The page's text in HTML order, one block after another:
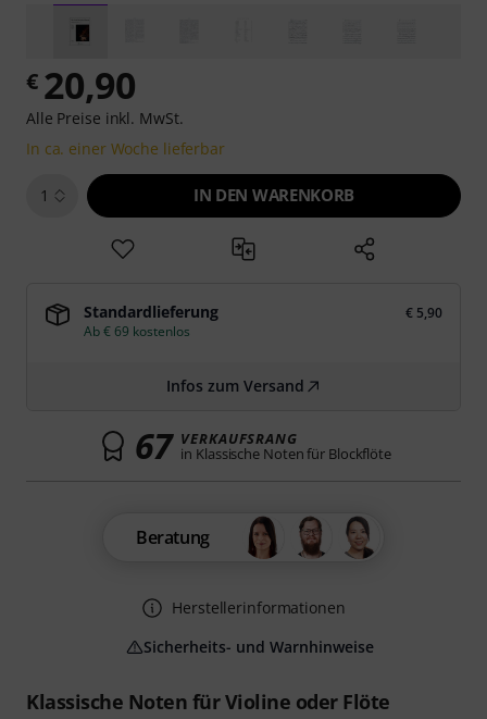
Klassische Noten für Violine oder Flöte
€ 20,90
Alle Preise inkl. MwSt.
In ca. einer Woche lieferbar
1 IN DEN WARENKORB
Standardlieferung
€ 5,90
Ab € 69 kostenlos
Infos zum Versand
67 VERKAUFSRANG
in Klassische Noten für Blockflöte
Beratung
Herstellerinformationen
Sicherheits- und Warnhinweise